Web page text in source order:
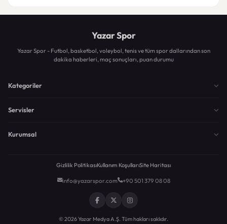
Yazar Spor
Yazar Spor - Futbol, basketbol, voleybol, tenis ve tüm spor dallarından son
dakika haberleri, maç sonuçları, puan durumu
Kategoriler
Servisler
Kurumsal
Gizlilik PolitikasıKullanım KoşullarıSite Haritası
info@yazarspor.com +90 501 379 08 08
© 2026 Yazar Medya A.Ş. Tüm hakları saklıdır.